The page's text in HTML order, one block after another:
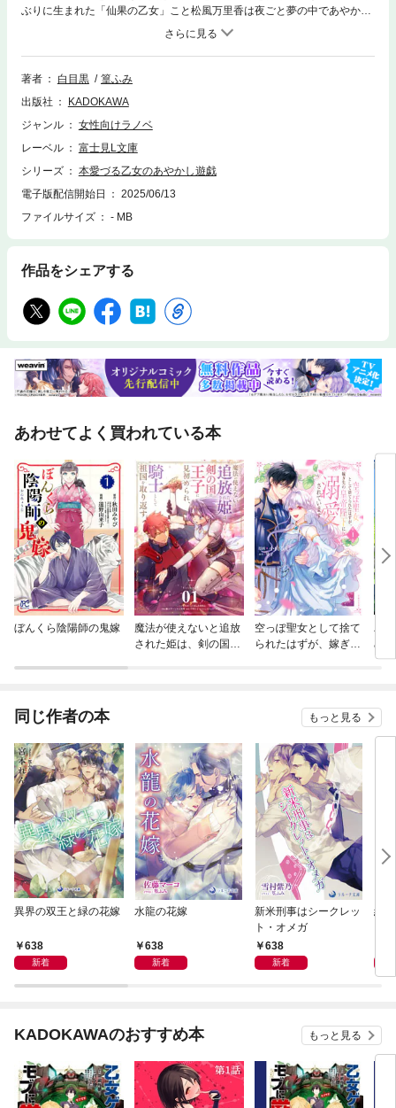
ぶりに生まれた「仙果の乙女」こと松風万里香は夜ごと夢の中であやかし
に誘惑され、死と隣合わせの日々を過ごしていた。 そんな折、美しき御
曹司・墨染桜一との縁談を強制的に進められる。やけっぱちになった万里
香は見合いの席で「おそらく私は、もうすぐ死にます」と、仙果の乙女に
ついて話してしまう。 けれど桜一は「僕があなたを守ってみせましょ
華なあやかし絵巻、開幕。
著者 白目黒
篁ふみ
出版社
KADOKAWA
ジャンル
女性向けラノベ
レーベル
富士見L文庫
シリーズ
本愛づる乙女のあやかし遊戯
電子版配信開始日
2025/06/13
ファイルサイズ
- MB
作品をシェアする
あわせてよく買われている本
ぼんくら陰陽師の鬼嫁
魔法が使えないと追放
された姫は、剣の国の
空っぽ聖女として捨て
られたはずが、嫁ぎ先
バ
め
ん
同じ作者の本 もっと見る
異界の双王と緑の花嫁
638
新着
水龍の花嫁
638
新着
新米刑事はシークレッ
ト・オメガ
638
新着
絡
KADOKAWAのおすすめ本 もっと見る